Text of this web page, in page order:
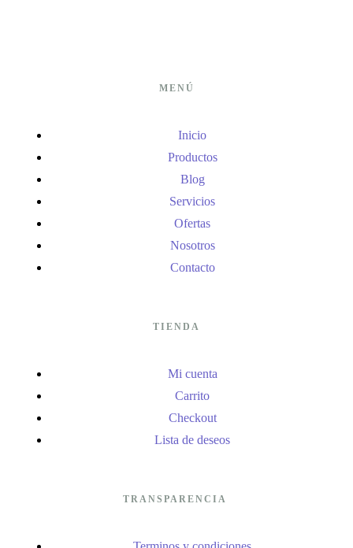
MENÚ
Inicio
Productos
Blog
Servicios
Ofertas
Nosotros
Contacto
TIENDA
Mi cuenta
Carrito
Checkout
Lista de deseos
TRANSPARENCIA